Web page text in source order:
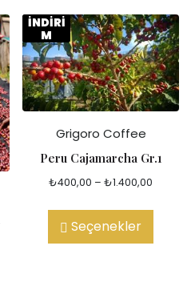
Grigoro Coffee
İNDİRİ
M
Peru Cajamarcha Gr.1
₺400,00 –₺1.400,00
Seçenekler